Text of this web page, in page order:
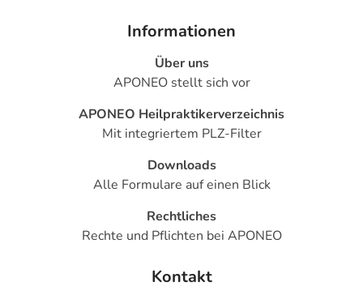
Informationen
Über uns
APONEO stellt sich vor
APONEO Heilpraktikerverzeichnis
Mit integriertem PLZ-Filter
Downloads
Alle Formulare auf einen Blick
Rechtliches
Rechte und Pflichten bei APONEO
Kontakt